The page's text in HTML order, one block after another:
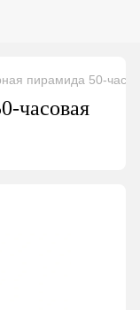
пирамида 50-
часовая